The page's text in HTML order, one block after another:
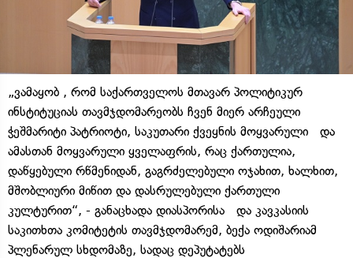
„ვამაყობ , რომ საქართველოს მთავარ პოლიტიკურ
ინსტიტუციას თავმჯდომარეობს ჩვენ მიერ არჩეული
ჭეშმარიტი პატრიოტი, საკუთარი ქვეყნის მოყვარული და
ამასთან მოყვარული ყველაფრის, რაც ქართულია,
დაწყებული რწმენიდან, გაგრძელებული ოჯახით, ხალხით,
მშობლიური მიწით და დასრულებული ქართული
კულტურით“, - განაცხადა დიასპორისა და კავკასიის
საკითხთა კომიტეტის თავმჯდომარემ, ბექა ოდიშარიამ
პლენარულ სხდომაზე, სადაც დეპუტატებს